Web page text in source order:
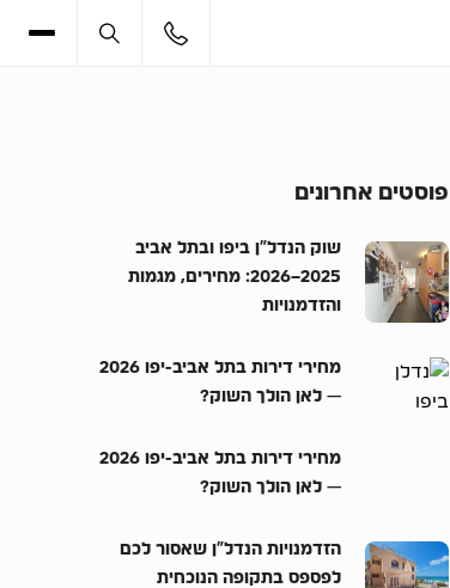
פוסטים אחרונים
שוק הנדל”ן ביפו ובתל אביב
2025–2026: מחירים, מגמות
והזדמנויות
מחירי דירות בתל אביב-יפו 2026
— לאן הולך השוק?
מחירי דירות בתל אביב-יפו 2026
— לאן הולך השוק?
הזדמנויות הנדל”ן שאסור לכם
לפספס בתקופה הנוכחית